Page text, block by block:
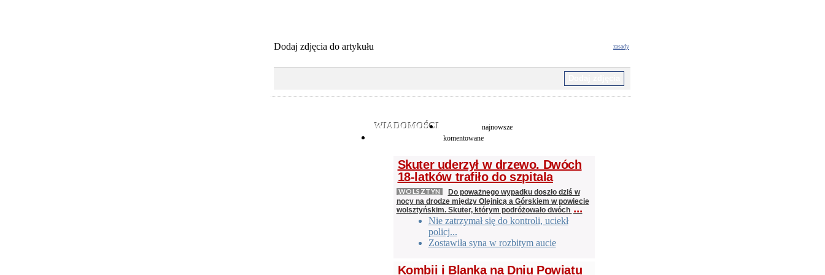
Dodaj zdjęcia do artykułu zasady
WIADOMOŚCI
najnowsze
komentowane
Skuter uderzył w drzewo. Dwóch
18-latków trafiło do szpitala
WOLSZTYN
Do poważnego wypadku doszło dziś w
nocy na drodze między Olejnicą a Górskiem w powiecie
wolsztyńskim. Skuter, którym podróżowało dwóch ...
Nie zatrzymał się do kontroli, uciekł
policj...
Zostawiła syna w rozbitym aucie
Kombii i Blanka na Dniu Powiatu